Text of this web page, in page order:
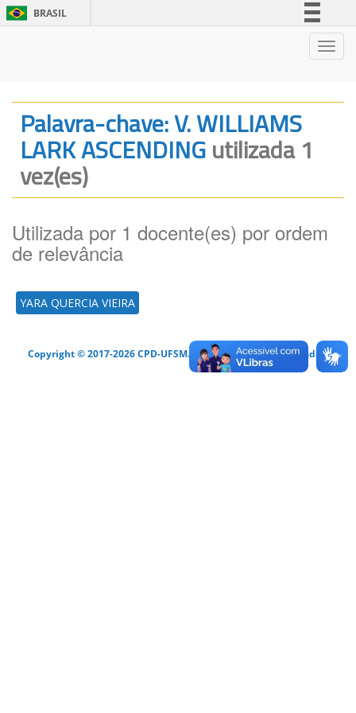
BRASIL
Legislação
Canais
Palavra-chave: V. WILLIAMS
LARK ASCENDINGutilizada 1
vez(es)
Utilizada por 1 docente(es) por ordem
de relevância
YARA QUERCIA VIEIRA
Copyright © 2017-2026 CPD-UFSM. Todos os direitos reservados.